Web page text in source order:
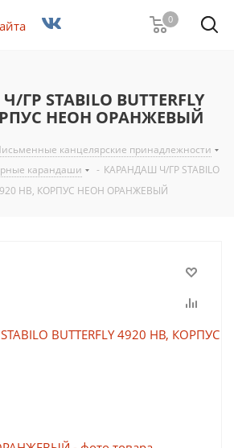
0
STABILO BUTTERFLY
НЕОН ОРАНЖЕВЫЙ
канцелярские принадлежности
карандаши - КАРАНДАШ Ч/ГР STABILO
4920 HB, КОРПУС НЕОН ОРАНЖЕВЫЙ